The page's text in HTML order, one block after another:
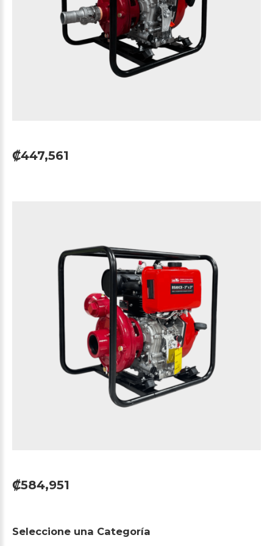
₡447,561
₡584,951
Seleccione una Categoría